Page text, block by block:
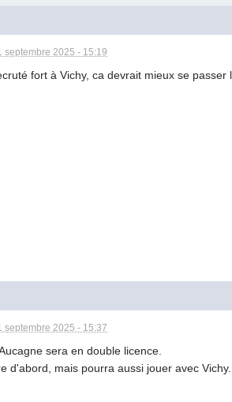
septembre 2025 - 15:19
fort à Vichy, ca devrait mieux se
septembre 2025 - 15:37
sera en double licence.
d'abord, mais pourra aussi jouer avec Vichy.